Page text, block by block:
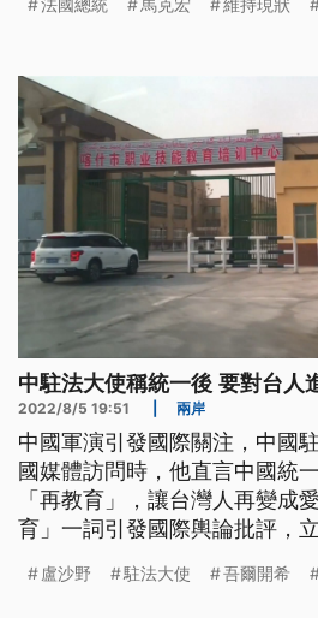
參與了法國的國民議會聽證會
法國總統 馬克宏 維持現狀
中駐法大使稱統一後 要對台人
2022/8/5 19:51 兩岸
中國軍演引發國際關注，中國
國媒體訪問時，他直言中國統
「再教育」，讓台灣人再變成
育」一詞引發國際輿論批評，
法國驅逐盧沙野。
盧沙野 駐法大使 吾爾開希